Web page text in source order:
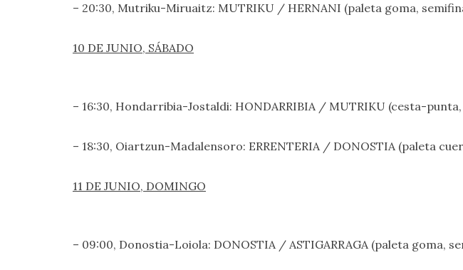
– 20:30, Mutriku-Miruaitz: MUTRIKU / HERNANI (paleta goma,
10 DE JUNIO, SÁBADO
– 16:30, Hondarribia-Jostaldi: HONDARRIBIA / MUTRIKU (cesta-
– 18:30, Oiartzun-Madalensoro: ERRENTERIA / DONOSTIA (paleta
11 DE JUNIO, DOMINGO
– 09:00, Donostia-Loiola: DONOSTIA / ASTIGARRAGA (paleta goma,